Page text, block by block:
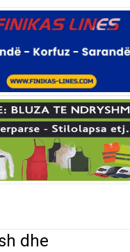
dhe